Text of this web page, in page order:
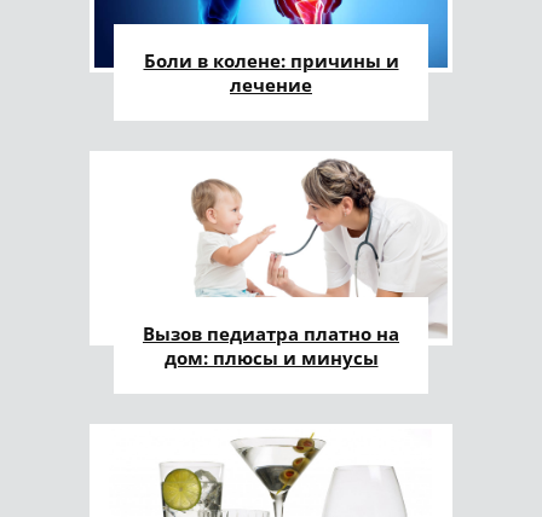
Боли в колене: причины и
лечение
Вызов педиатра платно на
дом: плюсы и минусы